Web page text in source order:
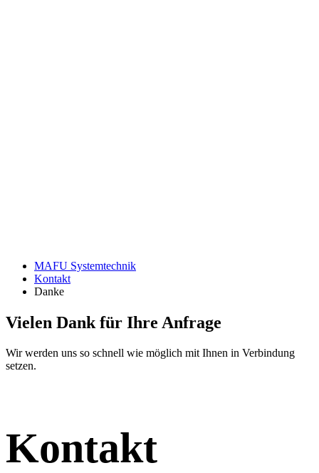
MAFU Systemtechnik
Kontakt
Danke
Vielen Dank für Ihre Anfrage
Wir werden uns so schnell wie möglich mit Ihnen in Verbindung
setzen.
Kontakt